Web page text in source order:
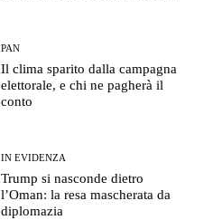
PAN
Il clima sparito dalla campagna
elettorale, e chi ne pagherà il
conto
IN EVIDENZA
Trump si nasconde dietro
l’Oman: la resa mascherata da
diplomazia